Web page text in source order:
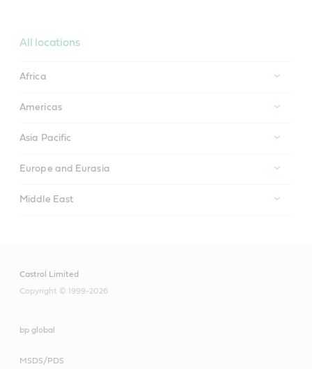
All locations
Africa
Americas
Asia Pacific
Europe and Eurasia
Middle East
Castrol Limited
Copyright © 1999-2026
bp global
MSDS/PDS